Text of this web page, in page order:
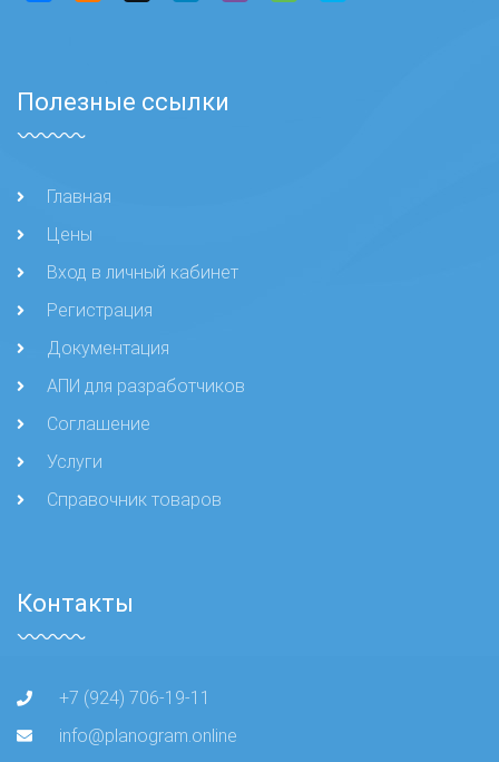
Полезные ссылки
Главная
Цены
Вход в личный кабинет
Регистрация
Документация
АПИ для разработчиков
Соглашение
Услуги
Справочник товаров
Контакты
+7 (924) 706-19-11
info@planogram.online